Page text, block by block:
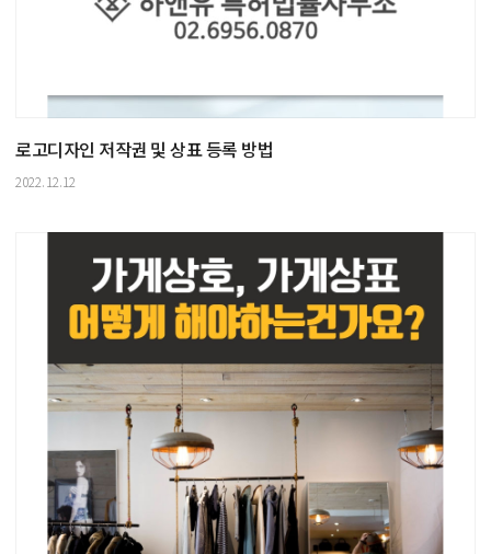
로고디자인 저작권 및 상표 등록 방법
2022.12.12